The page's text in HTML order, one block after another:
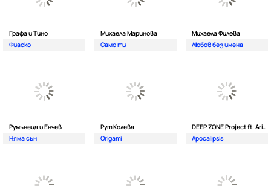
Графа и Тино
Фиаско
Михаела Маринова
Само ти
Михаела Филева
Любов без имена
Румънеца и Енчев
Няма сън
Рут Колева
Origami
DEEP ZONE Project ft. Aristos Constantinou
Apocalipsis